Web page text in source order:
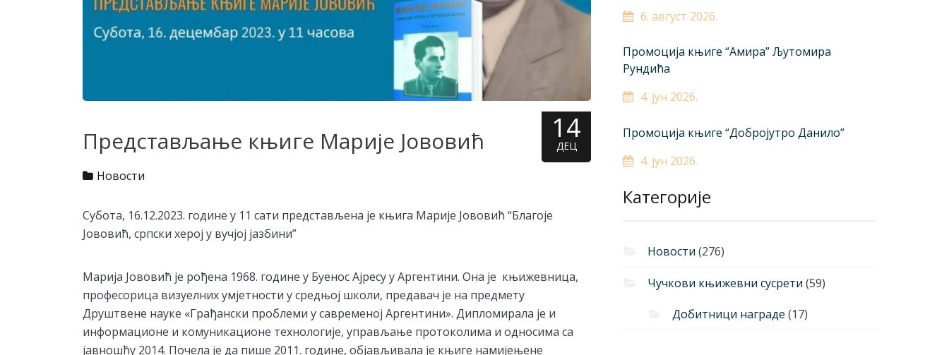
Представљање књиге Марије Јововић 14
ДЕЦ
Новости
Субота, 16.12.2023. године у 11 сати представљена је књига Марије Јововић “Благоје
Јововић, српски херој у вучјој јазбини”
Марија Јововић је рођена 1968. године у Буенос Ајресу у Аргентини. Она је књижевница,
професорица визуелних умјетности у средњој школи, предавач је на предмету
Друштвене науке «Грађански проблеми у савременој Аргентини». Дипломирала је и
информационе и комуникационе технологије, управљање протоколима и односима са
јавношћу 2014. Почела је да пише 2011. године, објављивала је књиге намијењене
6. август 2026.
Промоција књиге “Амира” Љутомира
Рундића
4. јун 2026.
Промоција књиге “Добројутро Данило”
4. јун 2026.
Категорије
Новости (276)
Чучкови књижевни сусрети (59)
Добитници награде (17)